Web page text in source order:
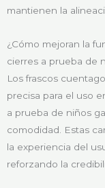
mantienen la
¿Cómo mejoran la
cierres a prueba de
Los frascos
precisa para el uso
a prueba de niños
comodidad. Estas
la experiencia del
reforzando la